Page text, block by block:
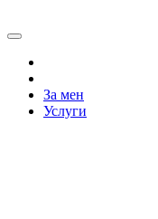
to
За мен
Услуги